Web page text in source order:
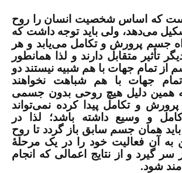
که اساس شخصیت انسان را روح
می‌دهد، ولی باید توجه داشت که
جسم پرورش و تکامل می‌یابد و هر
تأثیر متقابل دارند و لذا همانطور
از تمام جهات با هم شبیه نیستند دو
جهات با هم شباهت نخواهند
همین دلیل هیچ روحی بدون جسمی
و تکامل پیدا کرده نمی‌تواند
و وسیع داشته باشد؛ لذا در
همان جسم سابق باز گردد تا روح
به آن فعالیت خود را در یک مرحلۀ
سر گیرد و از نتایج اعمالی که انجام
شود.